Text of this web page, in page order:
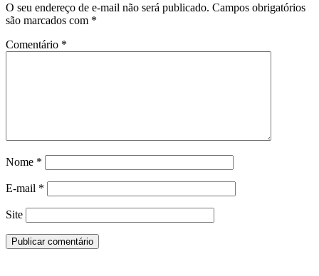
O seu endereço de e-mail não será publicado. Campos obrigatórios
são marcados com *
Comentário *
Nome *
E-mail *
Site